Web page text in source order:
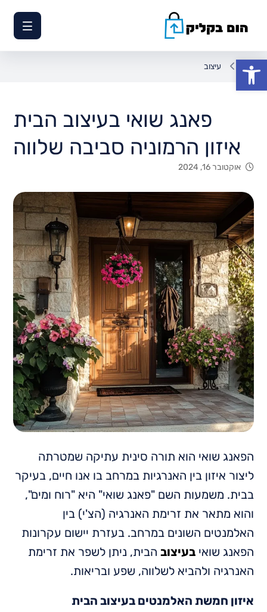
פתח סרגל נגישות
עיצוב
פאנג שואי בעיצוב הבית
איזון הרמוניה סביבה שלווה
אוקטובר 16, 2024
הפאנג שואי הוא תורה סינית עתיקה שמטרתה
ליצור איזון בין האנרגיות במרחב בו אנו חיים, בעיקר
בבית. משמעות השם "פאנג שואי" היא "רוח ומים",
והוא מתאר את זרימת האנרגיה (הצ'י) בין
האלמנטים השונים במרחב. בעזרת יישום עקרונות
הפאנג שואיבעיצוב הבית, ניתן לשפר את זרימת
האנרגיה ולהביא לשלווה, שפע ובריאות.
איזון חמשת האלמנטים בעיצוב הבית